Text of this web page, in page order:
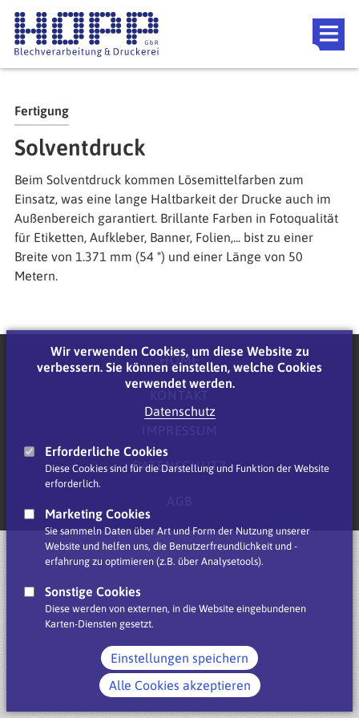
Wir verwenden Cookies, um diese Website zu
verbessern. Sie können einstellen, welche Cookies
verwendet werden.
Datenschutz
Erforderliche Cookies
Diese Cookies sind für die Darstellung und Funktion der Website
erforderlich.
Marketing Cookies
Sie sammeln Daten über Art und Form der Nutzung unserer
Website und helfen uns, die Benutzerfreundlichkeit und -
erfahrung zu optimieren (z.B. über Analysetools).
Sonstige Cookies
Diese werden von externen, in die Website eingebundenen
Karten-Diensten gesetzt.
Einstellungen speichern
Alle Cookies akzeptieren
Direkt zum Inhalt
Referenzen
Downloads
Blog
Event Location
Fertigung
Solventdruck
Beim Solventdruck kommen Lösemittelfarben zum
Einsatz, was eine lange Haltbarkeit der Drucke auch im
Außenbereich garantiert. Brillante Farben in Fotoqualität
für Etiketten, Aufkleber, Banner, Folien,... bist zu einer
Breite von 1.371 mm (54 ") und einer Länge von 50
Metern.
HOME
DATENSCHUTZ